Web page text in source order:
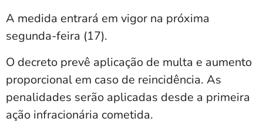
A medida entrará em vigor na próxima
segunda-feira (17).
O decreto prevê aplicação de multa e aumento
proporcional em caso de reincidência. As
penalidades serão aplicadas desde a primeira
ação infracionária cometida.